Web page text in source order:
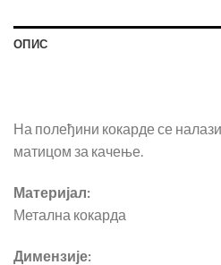
ОПИС
На полеђини кокарде се
матицом за качење.
Материјал:
Метална кокарда
Димензије: